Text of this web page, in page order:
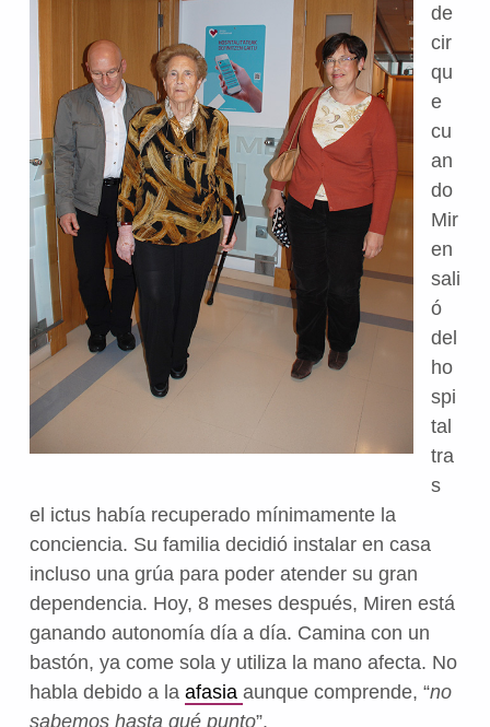
de
cir
qu
e
cu
an
do
Mir
en
sali
ó
del
ho
spi
tal
tra
s
el ictus había recuperado mínimamente la
conciencia. Su familia decidió instalar en casa
incluso una grúa para poder atender su gran
dependencia. Hoy, 8 meses después, Miren está
ganando autonomía día a día. Camina con un
bastón, ya come sola y utiliza la mano afecta. No
habla debido a la afasia aunque comprende, “no
sabemos hasta qué punto”.